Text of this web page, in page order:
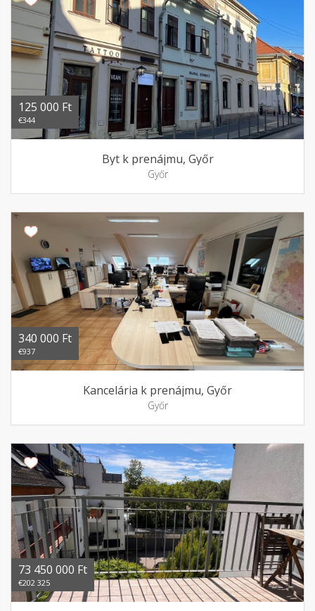
125 000 Ft
€344
Byt k prenájmu, Győr
Győr
340 000 Ft
€937
Kancelária k prenájmu, Győr
Győr
73 450 000 Ft
€202 325